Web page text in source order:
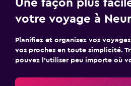
Une façon plus
votre voyage à
Planifiez et organisez vos
vos proches en toute simplicité.
pouvez l’utiliser peu importe où